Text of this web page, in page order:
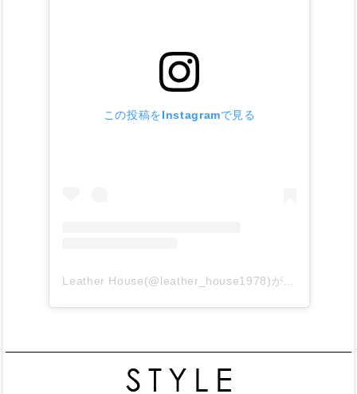
この投稿をInstagramで見る
Leather House(@leather_house1978)がシェアした投稿